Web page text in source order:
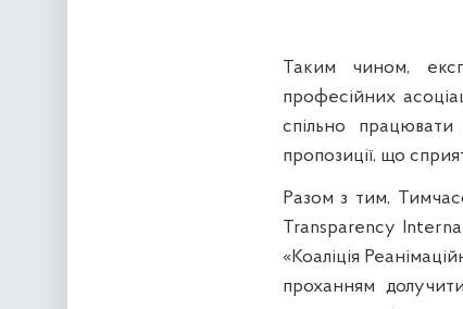
Таким чином,
професійних
спільно
пропозиції, що
Разом з тим,
Transparency
«Коаліція
проханням